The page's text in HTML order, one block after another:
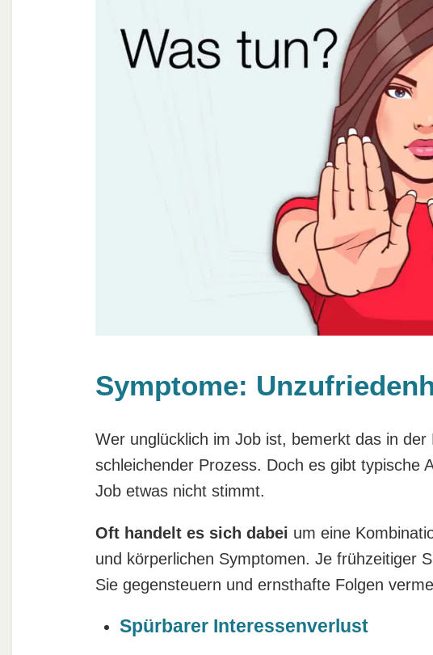
Symptome:
Wer unglücklich im Job ist, bemerkt das in
schleichender Prozess. Doch es gibt typische
Job etwas nicht stimmt.
Oft handelt es sich dabei um eine
und körperlichen Symptomen. Je frühzeitiger
Sie gegensteuern und ernsthafte Folgen
Spürbarer Interessenverlust